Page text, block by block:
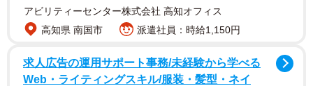
アビリティーセンター株式会社 高知オフィス
高知県 南国市
派遣社員：時給1,150円
求人広告の運用サポート事務/未経験から学べる
Web・ライティングスキル/服装・髪型・ネイ